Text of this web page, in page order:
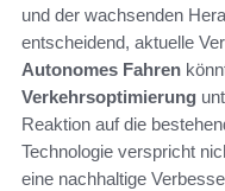
und der wachsenden
entscheidend, aktuelle
Autonomes Fahren
Verkehrsoptimierung
Reaktion auf die
Technologie verspricht
eine nachhaltige